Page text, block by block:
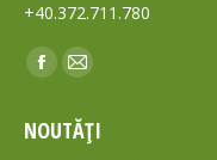
+40.372.711.780
Find us on:
Facebook
opens
Mail
opens
NOUTĂȚI